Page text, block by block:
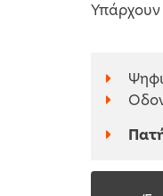
Υπάρχουν